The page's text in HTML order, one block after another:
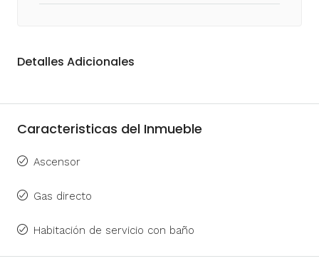
Detalles Adicionales
Caracteristicas del Inmueble
Ascensor
Gas directo
Habitación de servicio con baño